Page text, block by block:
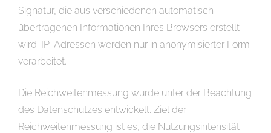
Signatur, die aus verschiedenen automatisch
übertragenen Informationen Ihres Browsers erstellt
wird. IP-Adressen werden nur in anonymisierter Form
verarbeitet.
Die Reichweitenmessung wurde unter der Beachtung
des Datenschutzes entwickelt. Ziel der
Reichweitenmessung ist es, die Nutzungsintensität